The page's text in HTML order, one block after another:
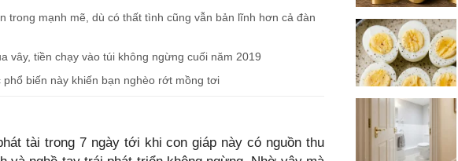
trong mạnh mẽ, dù có thất tình cũng vẫn bản lĩnh hơn cả đàn
vây, tiền chạy vào túi không ngừng cuối năm 2019
biến này khiến bạn nghèo rớt mồng tơi
tài trong 7 ngày tới khi con giáp này có nguồn thu